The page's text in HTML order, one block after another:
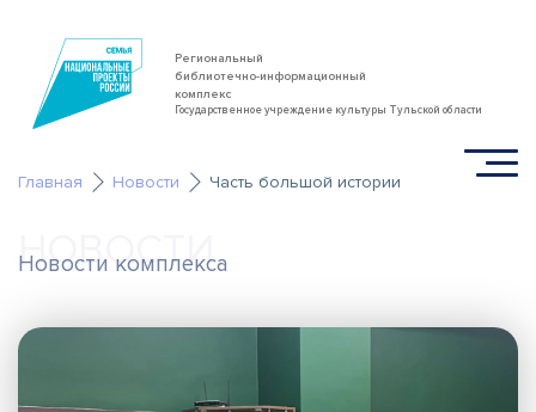
Региональный
библиотечно-информационный
комплекс
Государственное учреждение культуры Тульской области
Главная Новости Часть большой истории
Новости комплекса
НОВОСТИ